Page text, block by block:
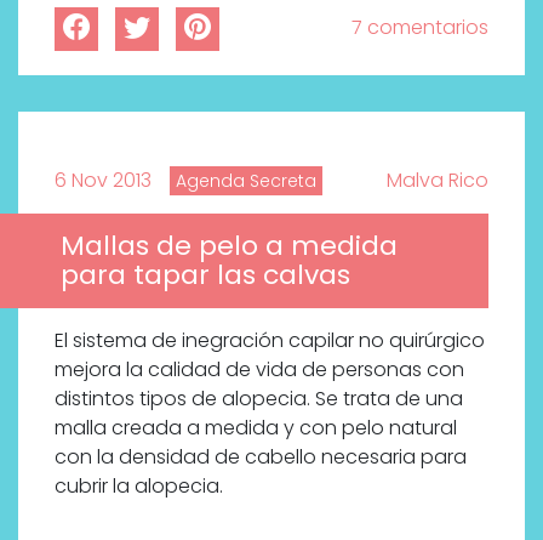
7 comentarios
6 Nov 2013 Agenda Secreta Malva Rico
Mallas de pelo a medida
para tapar las calvas
El sistema de inegración capilar no quirúrgico
mejora la calidad de vida de personas con
distintos tipos de alopecia. Se trata de una
malla creada a medida y con pelo natural
con la densidad de cabello necesaria para
cubrir la alopecia.